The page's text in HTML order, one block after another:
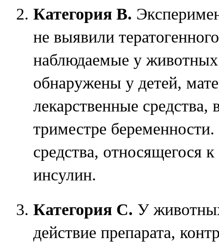
Категория В.
не выявили
наблюдаемые у
обнаружены у детей,
лекарственные
триместре
средства, относящегося
инсулин.
Категория С. У
действие препарата,